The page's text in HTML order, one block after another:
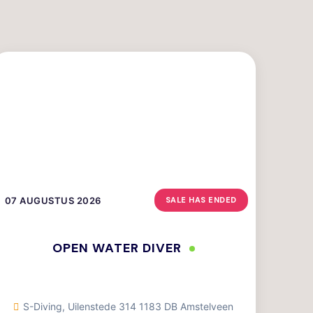
07 AUGUSTUS 2026
OPEN WATER DIVER
SALE HAS ENDED
S-Diving, Uilenstede 314 1183 DB Amstelveen